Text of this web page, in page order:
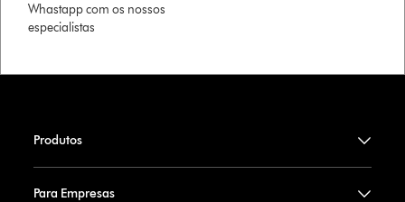
Whastapp com os nossos
especialistas
Produtos
Para Empresas